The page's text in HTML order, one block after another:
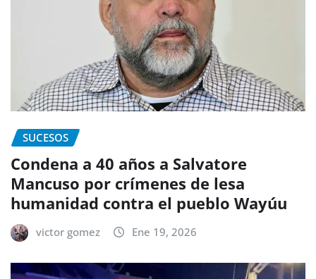
SUCESOS
Condena a 40 años a Salvatore
Mancuso por crímenes de lesa
humanidad contra el pueblo Wayúu
victor gomez Ene 19, 2026